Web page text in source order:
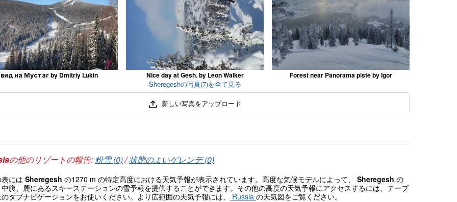
вид на Мустаг by Dmitriy Lukin Nice day at Gesh. by Leon Walker Forest near Panorama piste by Igor
Sheregeshの写真(7)を全て見る
新しい写真をアップロード
の他のリゾートの報告:粉雪 (0)/状態のよいゲレンデ (0)
には Sheregesh の1270 m の特定高度における天気予報が表示されています。高度な気候モデルによって、 Sheregesh の
腹、麓にあるスキーステーションの雪予報を提供することができます。その他の高度の天気予報にアクセスするには、テーブ
タブナビゲーションをお使いください。より広範囲の天気予報には、
Russia の天気図をご覧ください。